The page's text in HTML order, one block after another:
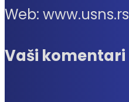
Web: www.usns.rs
Vaši komentari